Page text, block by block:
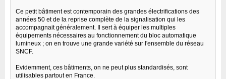
Ce petit bâtiment est contemporain des grandes électrifications des
années 50 et de la reprise complète de la signalisation qui les
accompagnait généralement. Il sert à équiper les multiples
équipements nécessaires au fonctionnement du bloc automatique
lumineux ; on en trouve une grande variété sur l'ensemble du réseau
SNCF.
Evidemment, ces bâtiments, on ne peut plus standardisés, sont
utilisables partout en France.